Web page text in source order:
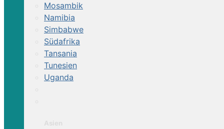
Mosambik
Namibia
Simbabwe
Südafrika
Tansania
Tunesien
Uganda